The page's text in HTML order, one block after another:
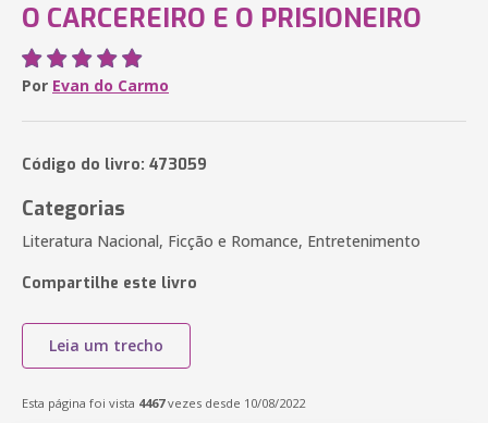
O CARCEREIRO E O PRISIONEIRO
Por Evan do Carmo
Código do livro: 473059
Categorias
Literatura Nacional, Ficção e Romance, Entretenimento
Compartilhe este livro
Leia um trecho
Esta página foi vista 4467vezes desde 10/08/2022